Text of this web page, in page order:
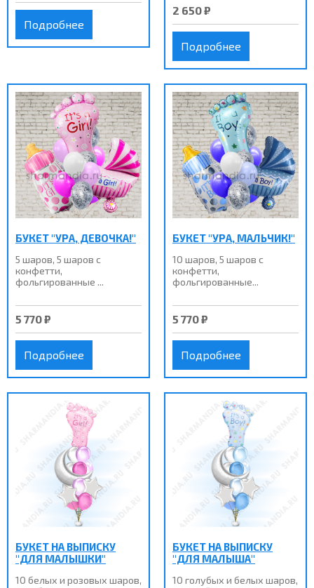
Подробнее
2 650 ₽
Подробнее
БУКЕТ "УРА, ДЕВОЧКА!"
5 шаров, 5 шаров с
конфетти,
фольгированные ...
5 770 ₽
Подробнее
БУКЕТ "УРА, МАЛЬЧИК!"
10 шаров, 5 шаров с
конфетти,
фольгированные...
5 770 ₽
Подробнее
БУКЕТ НА ВЫПИСКУ
"ДЛЯ МАЛЫШКИ"
10 белых и розовых шаров,
БУКЕТ НА ВЫПИСКУ
"ДЛЯ МАЛЫША"
10 голубых и белых шаров,